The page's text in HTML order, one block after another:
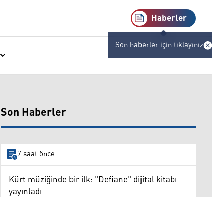
Haberler
Son haberler için tıklayınız
Son Haberler
7 saat önce
Kürt müziğinde bir ilk: "Defiane" dijital kitabı
yayınladı